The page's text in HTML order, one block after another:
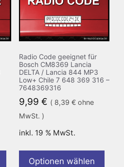
Radio Code geeignet für
Bosch CM8369 Lancia
DELTA / Lancia 844 MP3
Low+ Chile 7 648 369 316 –
7648369316
9,99 € ( 8,39 €ohne
MwSt. )
inkl. 19 % MwSt.
Optionen wählen